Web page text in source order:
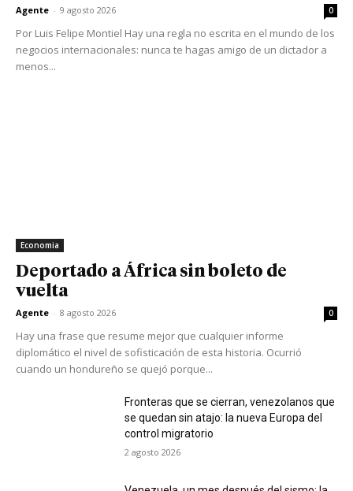
Agente - 9 agosto 2026 0
Por Luis Felipe Montiel Hay una regla no escrita en el mundo de los
negocios internacionales: nunca te hagas amigo de un dictador a
menos...
Economia
Deportado a África sin boleto de
vuelta
Agente - 8 agosto 2026 0
Hay una frase que resume mejor que cualquier informe
diplomático el nivel de sofisticación de esta historia. Ocurrió
cuando un hondureño se quejó porque...
Fronteras que se cierran, venezolanos que
se quedan sin atajo: la nueva Europa del
control migratorio
2 agosto 2026